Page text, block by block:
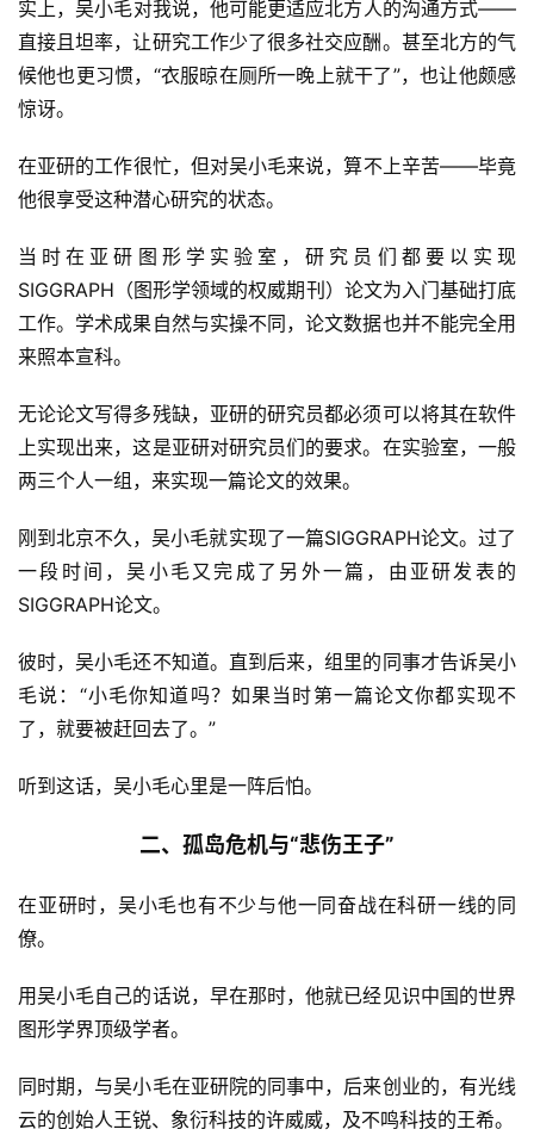
实上，吴小毛对我说，他可能更适应北方人的沟通方式——
直接且坦率，让研究工作少了很多社交应酬。甚至北方的气
候他也更习惯，“衣服晾在厕所一晚上就干了”，也让他颇感
惊讶。
在亚研的工作很忙，但对吴小毛来说，算不上辛苦——毕竟
他很享受这种潜心研究的状态。
当时在亚研图形学实验室，研究员们都要以实现
SIGGRAPH（图形学领域的权威期刊）论文为入门基础打底
工作。学术成果自然与实操不同，论文数据也并不能完全用
来照本宣科。
无论论文写得多残缺，亚研的研究员都必须可以将其在软件
上实现出来，这是亚研对研究员们的要求。在实验室，一般
两三个人一组，来实现一篇论文的效果。
刚到北京不久，吴小毛就实现了一篇SIGGRAPH论文。过了
一段时间，吴小毛又完成了另外一篇，由亚研发表的
SIGGRAPH论文。
彼时，吴小毛还不知道。直到后来，组里的同事才告诉吴小
毛说：“小毛你知道吗？如果当时第一篇论文你都实现不
了，就要被赶回去了。”
听到这话，吴小毛心里是一阵后怕。
二、孤岛危机与“悲伤王子”
在亚研时，吴小毛也有不少与他一同奋战在科研一线的同
僚。
用吴小毛自己的话说，早在那时，他就已经见识中国的世界
图形学界顶级学者。
同时期，与吴小毛在亚研院的同事中，后来创业的，有光线
云的创始人王锐、象衍科技的许威威，及不鸣科技的王希。